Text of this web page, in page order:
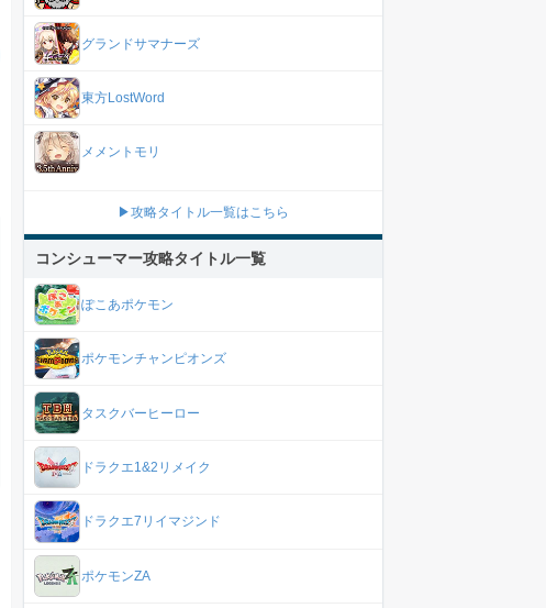
グランドサマナーズ
東方LostWord
メメントモリ
▶攻略タイトル一覧はこちら
コンシューマー攻略タイトル一覧
ぽこあポケモン
ポケモンチャンピオンズ
タスクバーヒーロー
ドラクエ1&2リメイク
ドラクエ7リイマジンド
ポケモンZA